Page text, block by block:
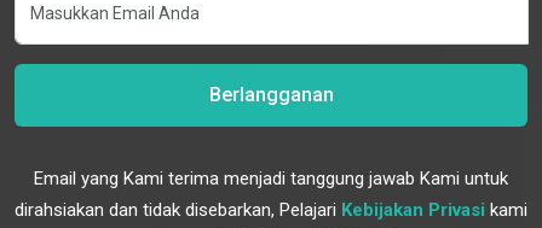
Berlangganan
Email yang Kami terima menjadi tanggung jawab Kami untuk
dirahsiakan dan tidak disebarkan, Pelajari Kebijakan Privasi kami